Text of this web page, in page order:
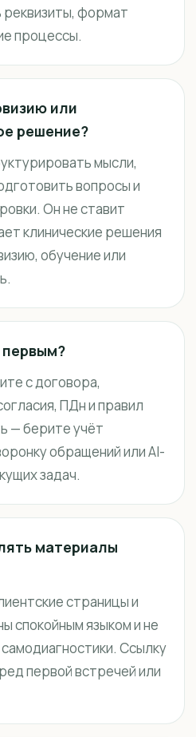
формат
процессы.
или
решение?
мысли,
вопросы и
Он не ставит
клинические решения
обучение или
с договора,
ПДн и правил
— берите учёт
обращений или AI-
задач.
материалы
страницы и
спокойным языком и не
Ссылку
первой встречей или